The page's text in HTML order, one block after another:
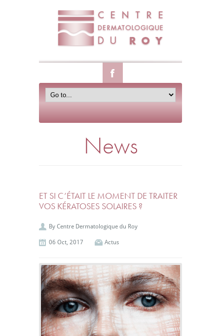
News
ET SI C’ÉTAIT LE MOMENT DE TRAITER
VOS KÉRATOSES SOLAIRES ?
By Centre Dermatologique du Roy
06 Oct, 2017 Actus